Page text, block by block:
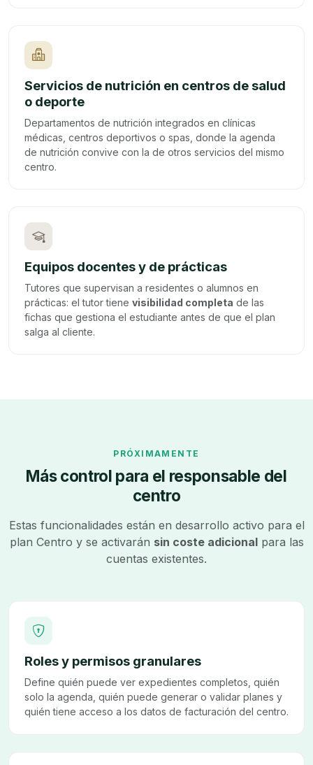
Servicios de nutrición en centros de salud
o deporte
Departamentos de nutrición integrados en clínicas
médicas, centros deportivos o spas, donde la agenda
de nutrición convive con la de otros servicios del mismo
centro.
Equipos docentes y de prácticas
Tutores que supervisan a residentes o alumnos en
prácticas: el tutor tiene visibilidad completa de las
fichas que gestiona el estudiante antes de que el plan
salga al cliente.
PRÓXIMAMENTE
Más control para el responsable del
centro
Estas funcionalidades están en desarrollo activo para el
plan Centro y se activarán sin coste adicionalpara las
cuentas existentes.
Roles y permisos granulares
Define quién puede ver expedientes completos, quién
solo la agenda, quién puede generar o validar planes y
quién tiene acceso a los datos de facturación del centro.